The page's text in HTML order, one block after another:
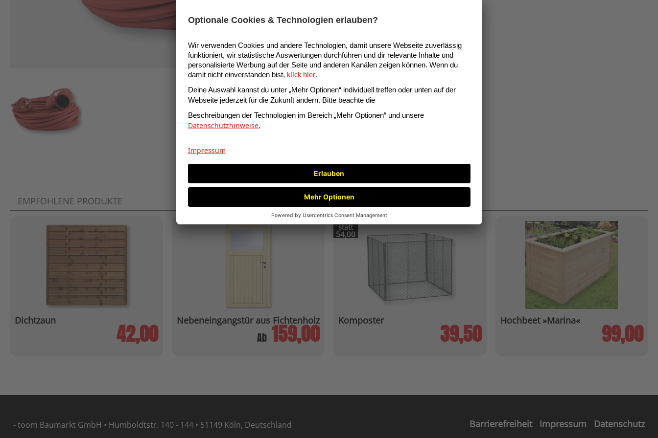
EMPFOHLENE PRODUKTE
Dichtzaun
42,00
Nebeneingangstür aus Fichtenholz
Ab 159,00
Komposter
statt
54,00
39,50
Hochbeet »Marina«
99,00
- toom Baumarkt GmbH • Humboldtstr. 140 - 144 • 51149 Köln, Deutschland Barrierefreiheit Impressum Datenschutz